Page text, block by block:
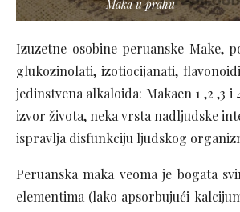
Maka u prahu
Izuzetne osobine peruanske Make,
glukozinolati, izotiocijanati,
jedinstvena alkaloida: Makaen 1 ,2 ,3
izvor života, neka vrsta nadljudske
ispravlja disfunkciju ljudskog
Peruanska maka veoma je bogata
elementima (lako apsorbujući